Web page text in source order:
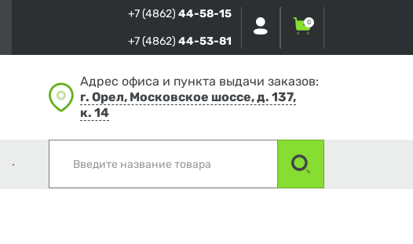
+7 (4862) 44-58-15
+7 (4862) 44-53-81
0
Адрес офиса и пункта выдачи заказов:
г. Орел, Московское шоссе, д. 137,
к. 14